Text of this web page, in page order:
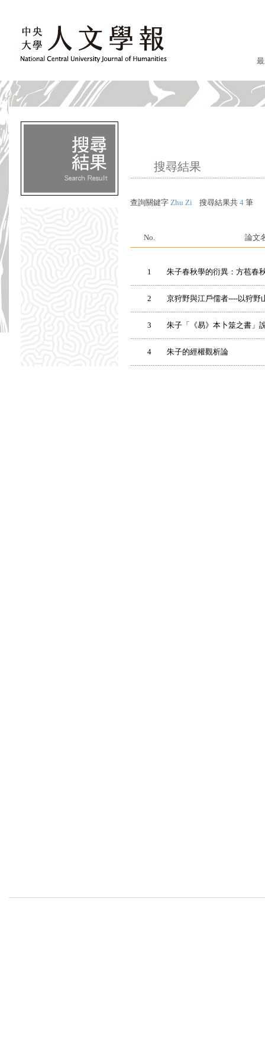
搜尋結果
查詢關鍵字 Zhu Zi 搜尋結果共 4 筆
No. 論文
1 朱子春秋學的衍異：方苞春
2 京狩野與江戶儒者----以狩野
3 朱子「《易》本卜筮之書」
4 朱子的經權觀析論